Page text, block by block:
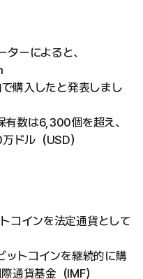
ーによると、
購入したと発表しまし
有数は6,300個を超え、
ドル（USD）
コインを法定通貨として
ットコインを継続的に購
通貨基金（IMF）